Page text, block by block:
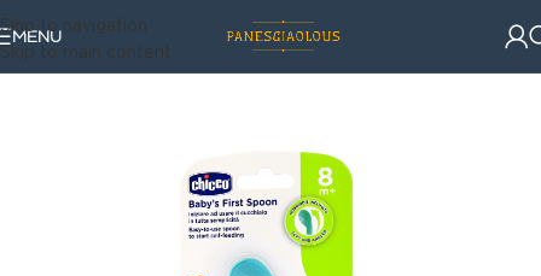
Skip to navigation
Skip to main content
MENU